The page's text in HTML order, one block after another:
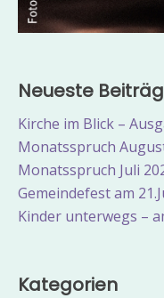
Neueste
Kirche im Blick –
Monatsspruch
Monatsspruch Juli
Gemeindefest am
Kinder unterwegs –
Kategorien